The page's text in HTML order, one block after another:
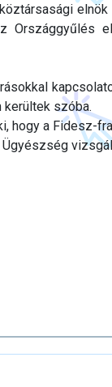
kerültek szóba.
hogy a Fidesz-